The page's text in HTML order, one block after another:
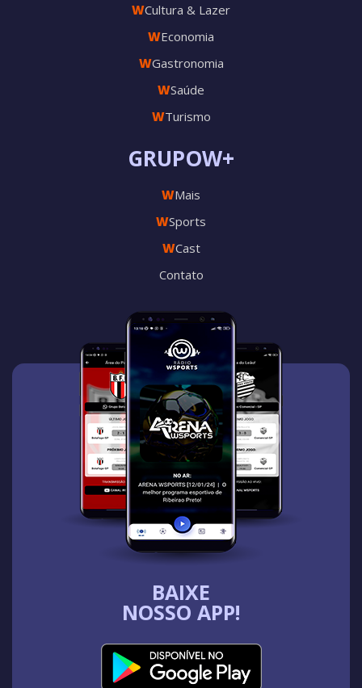
BAIXE
NOSSO APP!
GRUPOW+
WMais
WSports
WCast
Contato
WCultura & Lazer
WEconomia
WGastronomia
WSaúde
WTurismo